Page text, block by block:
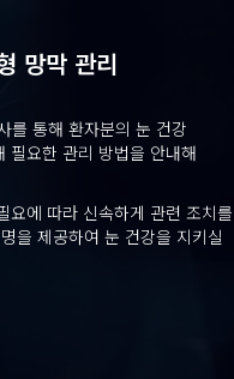
망막 관리
를 통해 환자분의 눈 건강
필요한 관리 방법을 안내해
요에 따라 신속하게 관련 조치를
을 제공하여 눈 건강을 지키실